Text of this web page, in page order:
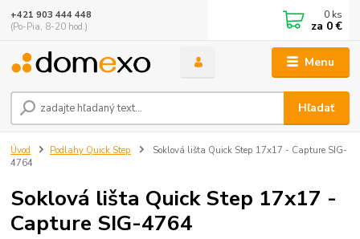
Menu
Hľadať
+421 903 444 448
(Po-Pia, 8-20 hod.)
0 ks
za 0 €
Úvod Podlahy Quick Step
Soklová lišta Quick Step 17x17 - Capture SIG-
4764
Soklová lišta Quick Step 17x17 -
Capture SIG-4764